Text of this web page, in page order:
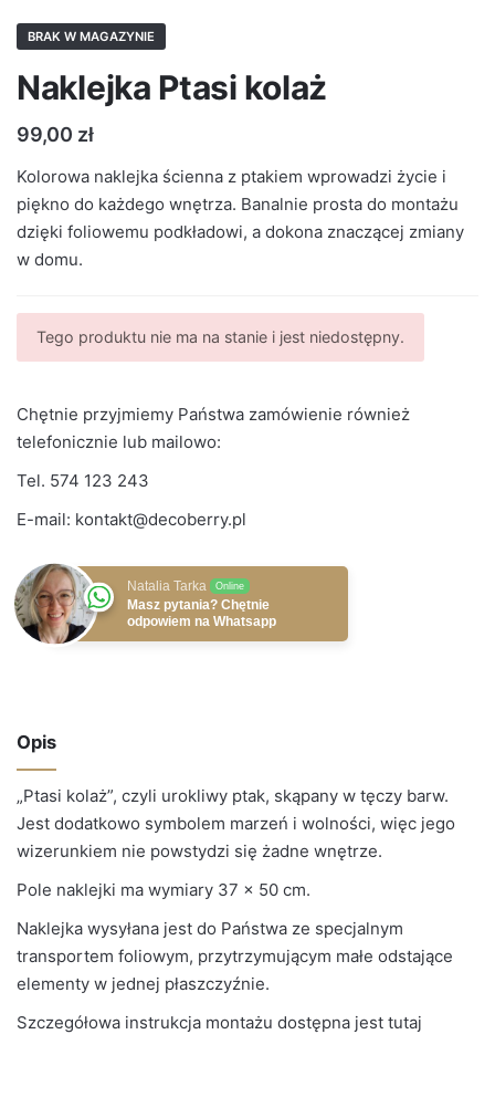
BRAK W MAGAZYNIE
Naklejka Ptasi kolaż
99,00 zł
Kolorowa naklejka ścienna z ptakiem wprowadzi życie i
piękno do każdego wnętrza. Banalnie prosta do montażu
dzięki foliowemu podkładowi, a dokona znaczącej zmiany
w domu.
Tego produktu nie ma na stanie i jest niedostępny.
Chętnie przyjmiemy Państwa zamówienie również
telefonicznie lub mailowo:
Tel. 574 123 243
E-mail: kontakt@decoberry.pl
Natalia Tarka Online
Masz pytania? Chętnie
odpowiem na Whatsapp
Opis
„Ptasi kolaż”, czyli urokliwy ptak, skąpany w tęczy barw.
Jest dodatkowo symbolem marzeń i wolności, więc jego
wizerunkiem nie powstydzi się żadne wnętrze.
Pole naklejki ma wymiary 37 x 50 cm.
Naklejka wysyłana jest do Państwa ze specjalnym
transportem foliowym, przytrzymującym małe odstające
elementy w jednej płaszczyźnie.
Szczegółowa instrukcja montażu dostępna jest tutaj